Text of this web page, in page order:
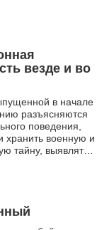
везде и во
в начале
разъясняются
поведения,
хранить военную и
тайну, выявлять